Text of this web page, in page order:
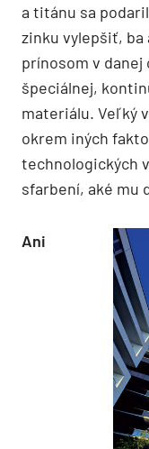
a titánu sa
zinku vylepšiť,
prínosom v danej
špeciálnej,
materiálu. Veľký
okrem iných
technologických
sfarbení, aké mu
Ani